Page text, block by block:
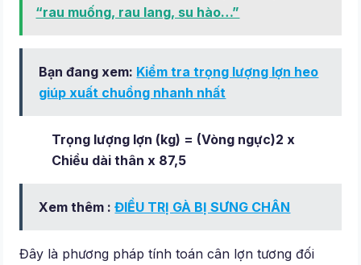
“rau muống, rau lang, su hào…”
Bạn đang xem: Kiểm tra trọng lượng lợn heo
giúp xuất chuồng nhanh nhất
Trọng lượng lợn (kg) = (Vòng ngực)2 x
Chiều dài thân x 87,5
Xem thêm :ĐIỀU TRỊ GÀ BỊ SƯNG CHÂN
Đây là phương pháp tính toán cân lợn tương đối